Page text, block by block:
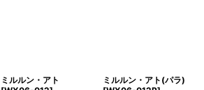
ミルルン・アト
ミルルン・アト(パラ)